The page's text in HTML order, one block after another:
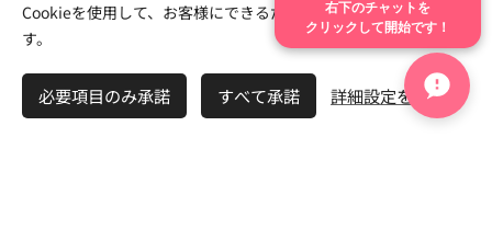
Cookieを使用して、お客様にできるだけ最高の体験を提供しま
す。
必要項目のみ承諾 すべて承諾 詳細設定を開く
右下のチャットを
クリックして開始です！